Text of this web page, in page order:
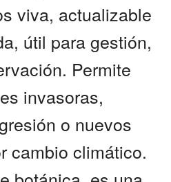
viva, actualizable
útil para gestión,
Permite
invasoras,
o nuevos
cambio climático.